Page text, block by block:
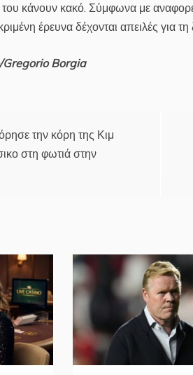
κάνουν κακό. Σύμφωνα με
έρευνα δέχονται απειλές για
Borgia
την κόρη της Κιμ
στη φωτιά στην